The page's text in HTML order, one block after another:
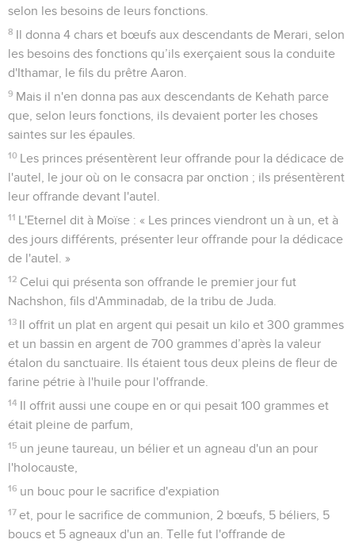
selon les besoins de leurs fonctions.
8
Il donna 4 chars et bœufs aux descendants de Merari, selon
les besoins des fonctions qu’ils exerçaient sous la conduite
d'Ithamar, le fils du prêtre Aaron.
9 Mais il n'en donna pas aux descendants de Kehath parce
que, selon leurs fonctions, ils devaient porter les choses
saintes sur les épaules.
10
Les princes présentèrent leur offrande pour la dédicace de
l'autel, le jour où on le consacra par onction ; ils présentèrent
leur offrande devant l'autel.
11
L'Eternel dit à Moïse : « Les princes viendront un à un, et à
des jours différents, présenter leur offrande pour la dédicace
de l'autel. »
12 Celui qui présenta son offrande le premier jour fut
Nachshon, fils d'Amminadab, de la tribu de Juda.
13
Il offrit un plat en argent qui pesait un kilo et 300 grammes
et un bassin en argent de 700 grammes d’après la valeur
étalon du sanctuaire. Ils étaient tous deux pleins de fleur de
farine pétrie à l'huile pour l'offrande.
14
Il offrit aussi une coupe en or qui pesait 100 grammes et
était pleine de parfum,
15 un jeune taureau, un bélier et un agneau d'un an pour
l'holocauste,
16 un bouc pour le sacrifice d'expiation
17 et, pour le sacrifice de communion, 2 bœufs, 5 béliers, 5
boucs et 5 agneaux d'un an. Telle fut l'offrande de